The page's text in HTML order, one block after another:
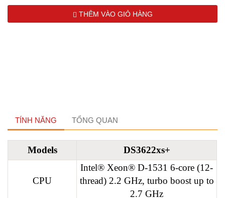
THÊM VÀO GIỎ HÀNG
TÍNH NĂNG TỔNG QUAN
Models DS3622xs+
CPU
Intel® Xeon® D-1531 6-core (12-
thread) 2.2 GHz, turbo boost up to
2.7 GHz